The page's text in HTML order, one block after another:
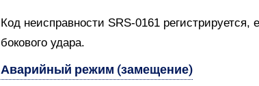
Код неисправности SRS-0161
бокового удара.
Аварийный режим (замещение)